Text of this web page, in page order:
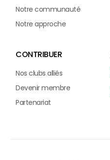
Notre communauté
Notre approche
CONTRIBUER
Nos clubs alliés
Devenir membre
Partenariat